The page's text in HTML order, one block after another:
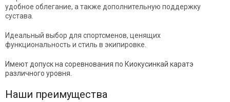
удобное облегание, а также дополнительную поддержку
сустава.
Идеальный выбор для спортсменов, ценящих
функциональность и стиль в экипировке.
Имеют допуск на соревнования по Киокусинкай каратэ
различного уровня.
Наши преимущества